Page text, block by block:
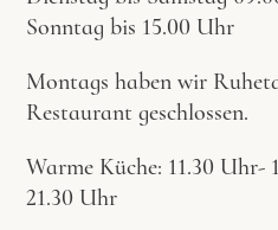
Sonntag bis 15.00 Uhr
Montags haben wir
Restaurant geschlossen.
Warme Küche: 11.30 Uhr-
21.30 Uhr